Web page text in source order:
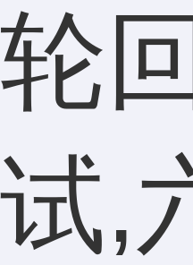
轮
试,